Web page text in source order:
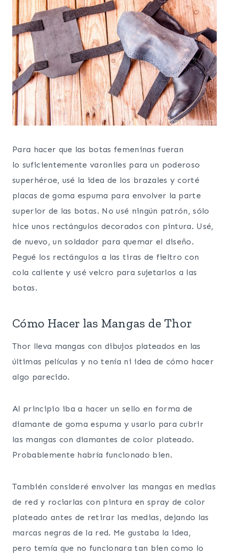
Para hacer que las botas femeninas fueran
lo suficientemente varoniles para un poderoso
superhéroe, usé la idea de los brazales y corté
placas de goma espuma para envolver la parte
superior de las botas. No usé ningún patrón, sólo
hice unos rectángulos decorados con pintura. Usé,
de nuevo, un soldador para quemar el diseño.
Pegué los rectángulos a las tiras de fieltro con
cola caliente y usé velcro para sujetarlos a las
botas.
Cómo Hacer las Mangas de Thor
Thor lleva mangas con dibujos plateados en las
últimas películas y no tenía ni idea de cómo hacer
algo parecido.
Al principio iba a hacer un sello en forma de
diamante de goma espuma y usarlo para cubrir
las mangas con diamantes de color plateado.
Probablemente habría funcionado bien.
También consideré envolver las mangas en medias
de red y rociarlas con pintura en spray de color
plateado antes de retirar las medias, dejando las
marcas negras de la red. Me gustaba la idea,
pero temía que no funcionara tan bien como lo